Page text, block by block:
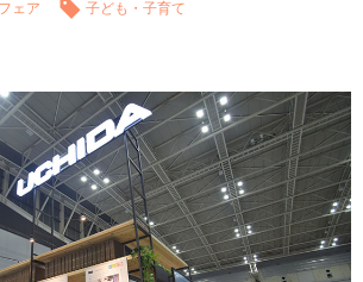
ェア
子ども・子育て